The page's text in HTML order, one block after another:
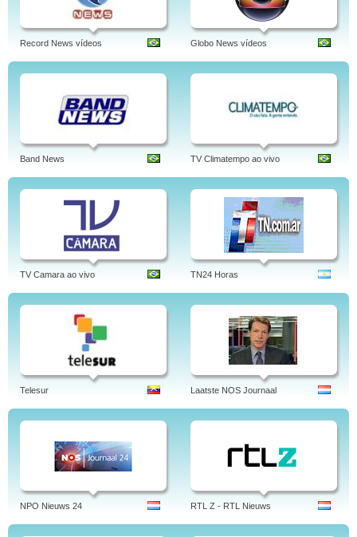
Record News vídeos Globo News vídeos
Band News TV Climatempo ao vivo
TV Camara ao vivo TN24 Horas
Telesur Laatste NOS Journaal
NPO Nieuws 24 RTL Z - RTL Nieuws